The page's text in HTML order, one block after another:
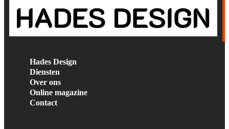
Hades Design
Diensten
Over ons
Online magazine
Contact